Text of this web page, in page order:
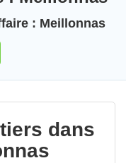
: Meillonnas
dans